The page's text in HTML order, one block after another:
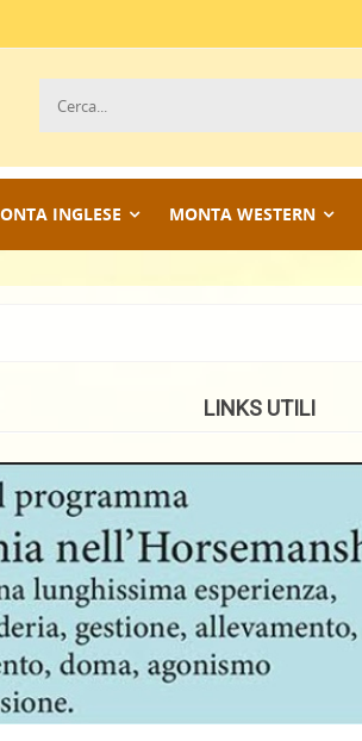
INGLESE MONTA WESTERN
LINKS UTILI